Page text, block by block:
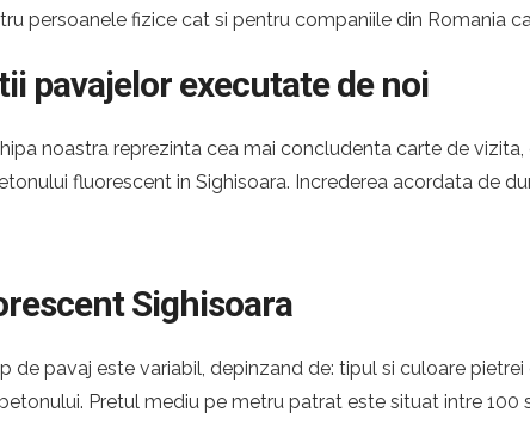
persoanele fizice cat si pentru companiile din Romania
pavajelor executate de noi
noastra reprezinta cea mai concludenta carte de
fluorescent in Sighisoara. Increderea acordata de
Sighisoara
de pavaj este variabil, depinzand de: tipul si culoare
Pretul mediu pe metru patrat este situat intre 100